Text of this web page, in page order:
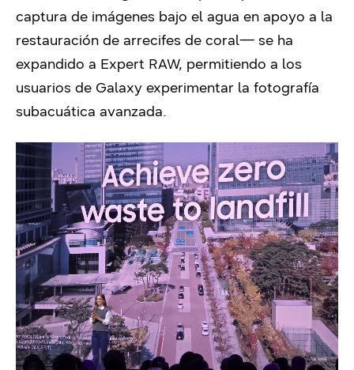
captura de imágenes bajo el agua en apoyo a la
restauración de arrecifes de coral— se ha
expandido a Expert RAW, permitiendo a los
usuarios de Galaxy experimentar la fotografía
subacuática avanzada.